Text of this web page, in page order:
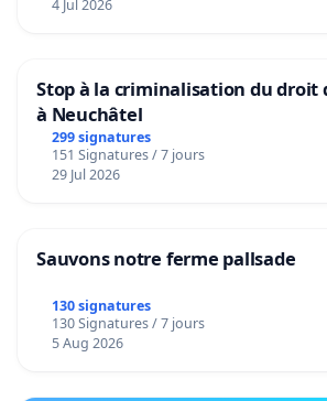
4 Jul 2026
Stop à la criminalisation du droit
à Neuchâtel
299 signatures
151 Signatures / 7 jours
29 Jul 2026
Sauvons notre ferme pallsade
130 signatures
130 Signatures / 7 jours
5 Aug 2026